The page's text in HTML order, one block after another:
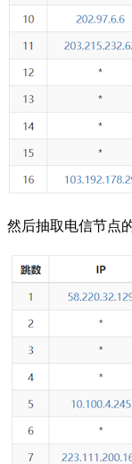
然后抽取电信节点